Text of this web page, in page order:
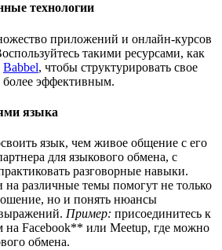
технологии
приложений и онлайн-курсов
такими ресурсами, как
Babbel, чтобы структурировать свое
более эффективным.
языка
язык, чем живое общение с его
для языкового обмена, с
разговорные навыки.
на различные темы помогут не только
но и понять нюансы
Пример: присоединитесь к
на Facebook** или Meetup, где можно
обмена.